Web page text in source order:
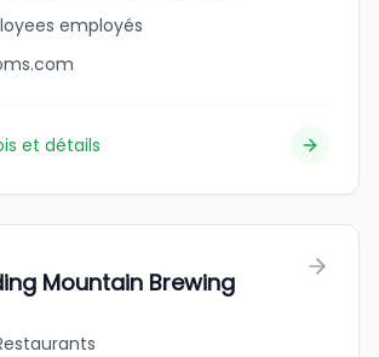
employés
et détails
Mountain Brewing